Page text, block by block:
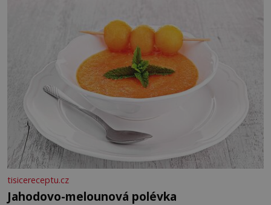
tisicereceptu.cz
Jahodovo-melounová polévka